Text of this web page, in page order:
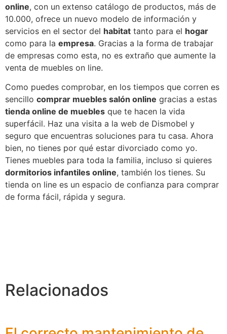
online, con un extenso catálogo de productos, más de
10.000, ofrece un nuevo modelo de información y
servicios en el sector del habitat tanto para el hogar
como para la empresa. Gracias a la forma de trabajar
de empresas como esta, no es extraño que aumente la
venta de muebles on line.
Como puedes comprobar, en los tiempos que corren es
sencillo comprar muebles salón online gracias a estas
tienda online de muebles que te hacen la vida
superfácil. Haz una visita a la web de Dismobel y
seguro que encuentras soluciones para tu casa. Ahora
bien, no tienes por qué estar divorciado como yo.
Tienes muebles para toda la familia, incluso si quieres
dormitorios infantiles online, también los tienes. Su
tienda on line es un espacio de confianza para comprar
de forma fácil, rápida y segura.
Relacionados